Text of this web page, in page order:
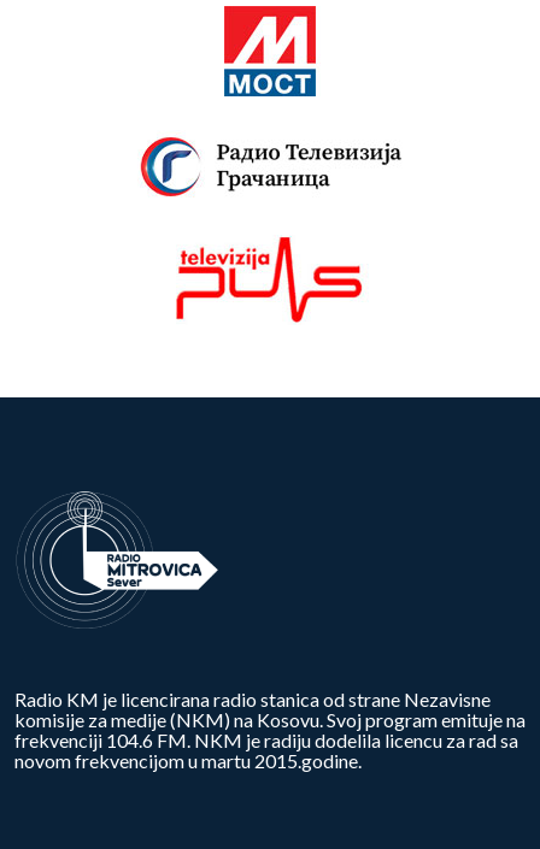
Radio KM je licencirana radio stanica od strane Nezavisne
komisije za medije (NKM) na Kosovu. Svoj program emituje na
frekvenciji 104.6 FM. NKM je radiju dodelila licencu za rad sa
novom frekvencijom u martu 2015.godine.